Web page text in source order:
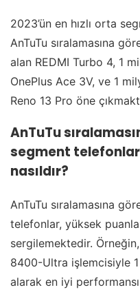
2023’ün en hızlı orta
AnTuTu sıralamasına
alan REDMI Turbo 4, 1
OnePlus Ace 3V, ve 1
Reno 13 Pro öne
AnTuTu
segment
nasıldır?
AnTuTu sıralamasına
telefonlar, yüksek
sergilemektedir.
8400-Ultra işlemcisiyle
alarak en iyi